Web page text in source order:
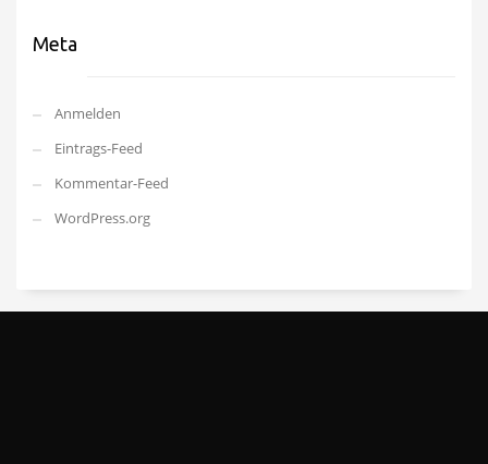
Meta
Anmelden
Eintrags-Feed
Kommentar-Feed
WordPress.org